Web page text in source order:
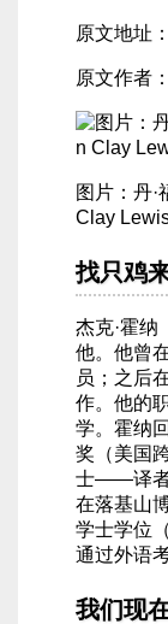
原文地址：
原文作者
图片：丹·
Clay Lewis
找只鸡
杰克·霍纳
他。他曾
员；之后
作。他的
学。霍纳
奖（美国
士——译者
在落基山
学士学位
通过外语
我们现